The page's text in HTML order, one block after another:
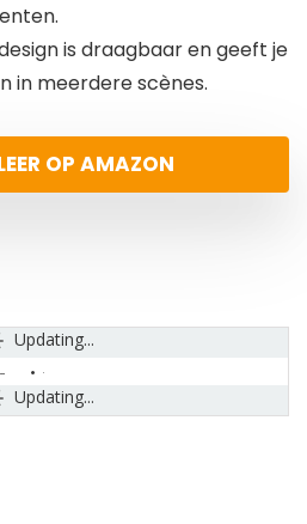
is draagbaar en geeft je
in meerdere scènes.
OP AMAZON
Updating...
Updating...
-